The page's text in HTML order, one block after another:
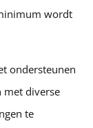
wordt
ondersteunen
met diverse
te